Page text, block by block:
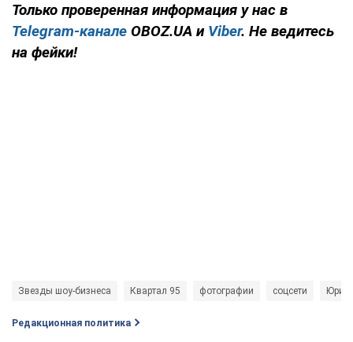
Только проверенная информация у нас в
Telegram-канале OBOZ.UA и Viber. Не ведитесь
на фейки!
Звезды шоу-бизнеса Квартал 95 фотографии соцсети Юрий
Редакционная политика